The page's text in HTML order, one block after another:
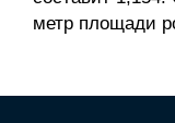
метр площади